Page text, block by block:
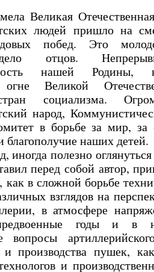
Великая
людей пришло на
побед. Это
отцов.
нашей Родины,
Великой
социализма.
народ,
в борьбе за мир, за
благополучие наших детей.
полезно оглянуться
перед собой автор,
как в сложной борьбе
взглядов на
в атмосфере
годы и в
вопросы
и производства пушек,
и